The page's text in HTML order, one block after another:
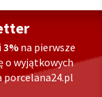
3%na pierwsze
o wyjątkowych
porcelana24.pl